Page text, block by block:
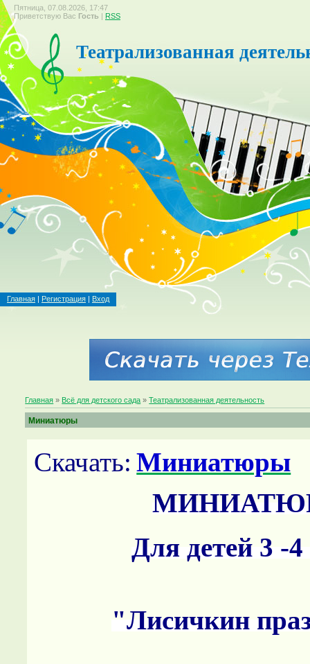
Пятница, 07.08.2026, 17:47
Приветствую Вас Гость | RSS
Театрализованная
Главная | Регистрация | Вход
Главная » Всё для детского сада »Театрализованная деятельность
Миниатюры
Скачать: Миниатюры
Для детей 3 -
"Лисичкин